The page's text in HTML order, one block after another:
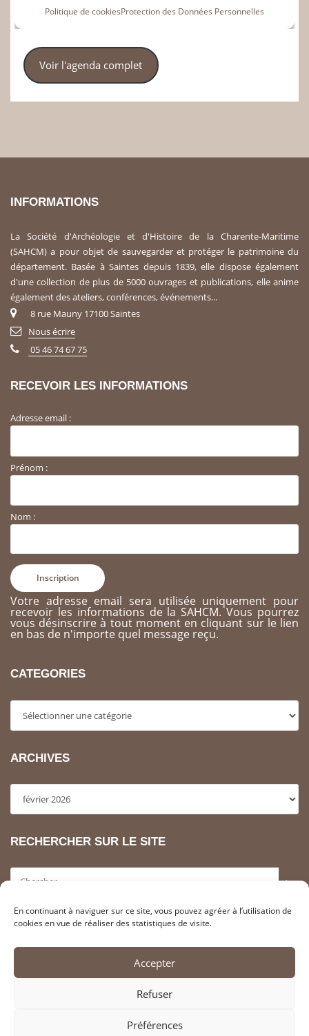
En continuant à naviguer sur ce site, vous pouvez agréer à l’utilisation de
cookies en vue de réaliser des statistiques de visite.
Accepter
Refuser
Préférences
Voir l'agenda complet
INFORMATIONS
La Société d'Archéologie et d'Histoire de la Charente-Maritime
(SAHCM) a pour objet de sauvegarder et protéger le patrimoine du
département. Basée à Saintes depuis 1839, elle dispose également
d'une collection de plus de 5000 ouvrages et publications, elle anime
également des ateliers, conférences, événements...
8 rue Mauny 17100 Saintes
Nous écrire
05 46 74 67 75
RECEVOIR LES INFORMATIONS
Adresse email :
Prénom :
Nom :
Votre adresse email sera utilisée uniquement pour
recevoir les informations de la SAHCM. Vous pourrez
vous désinscrire à tout moment en cliquant sur le lien
en bas de n'importe quel message reçu.
CATEGORIES
ARCHIVES
RECHERCHER SUR LE SITE
>
INFORMATIONS LÉGALES
Adhérer à l’association SAHCM
Contacter la SahCM